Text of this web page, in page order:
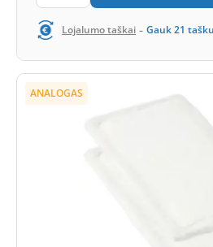
Lojalumo taškai - Gauk21
ANALOGAS